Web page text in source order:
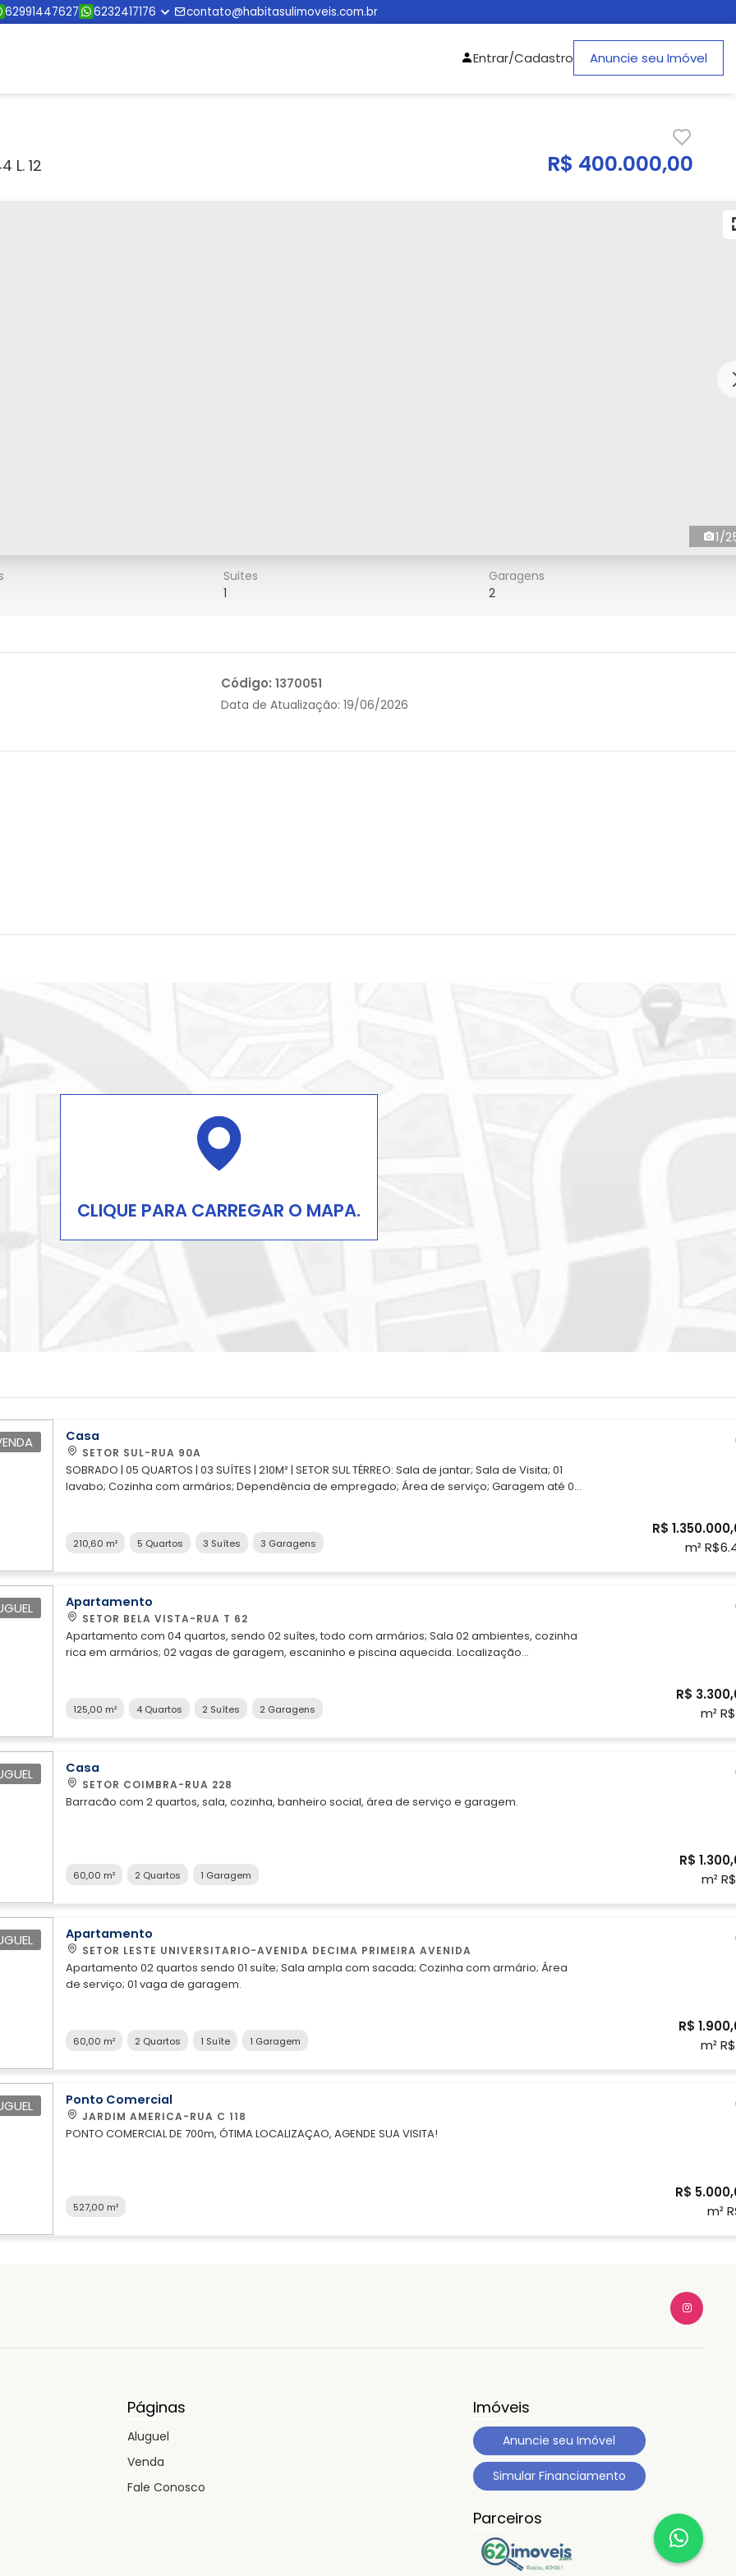
62991447627 6232417176 contato@habitasulimoveis.com.br
Entrar/Cadastro Anuncie seu Imóvel
L. 12 R$ 400.000,00
1/
Suites
1
Garagens
2
Código: 1370051
Data de Atualização: 19/06/2026
CLIQUE PARA CARREGAR O MAPA.
Casa
SETOR SUL-RUA 90A
SOBRADO | 05 QUARTOS | 03 SUÍTES | 210M² | SETOR SUL TÉRREO: Sala de jantar; Sala de Visita; 01
lavabo; Cozinha com armários; Dependência de empregado; Área de serviço; Garagem até 03
210,60 m² 5 Quartos 3 Suítes 3 Garagens
R$
m²
Apartamento
SETOR BELA VISTA-RUA T 62
Apartamento com 04 quartos, sendo 02 suítes, todo com armários; Sala 02 ambientes, cozinha
rica em armários; 02 vagas de garagem, escaninho e piscina aquecida. Localização
125,00 m² 4 Quartos 2 Suítes 2 Garagens
R$
m²
Casa
SETOR COIMBRA-RUA 228
Barracão com 2 quartos, sala, cozinha, banheiro social, área de serviço e garagem.
60,00 m² 2 Quartos 1 Garagem
R$
m²
Apartamento
SETOR LESTE UNIVERSITARIO-AVENIDA DECIMA PRIMEIRA AVENIDA
Apartamento 02 quartos sendo 01 suíte; Sala ampla com sacada; Cozinha com armário; Área
de serviço; 01 vaga de garagem.
60,00 m² 2 Quartos 1 Suíte 1 Garagem
R$
m²
Ponto Comercial
JARDIM AMERICA-RUA C 118
PONTO COMERCIAL DE 700m, ÓTIMA LOCALIZAÇAO, AGENDE SUA VISITA!
527,00 m²
R$
m²
Páginas
Aluguel
Venda
Fale Conosco
Imóveis
Anuncie seu Imóvel
Simular Financiamento
Parceiros